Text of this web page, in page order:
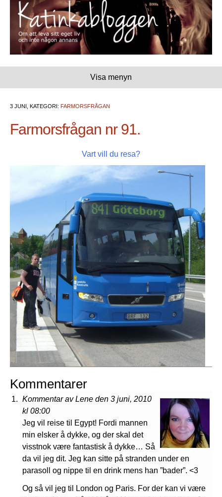
Visa menyn
3 JUNI, KATEGORI: FARMORSFRÅGAN
Farmorsfrågan nr 91.
Vart vill du resa?
Kommentarer
Kommentar av Lene den 3 juni, 2010
kl 08:00
Jeg vil reise til Egypt! Fordi mannen
min elsker å dykke, og der skal det
visstnok være fantastisk å dykke… Så
da vil jeg dit. Jeg kan sitte på stranden under en
parasoll og nippe til en drink mens han ”bader”. <3
Og så vil jeg til London og Paris. For der kan vi være